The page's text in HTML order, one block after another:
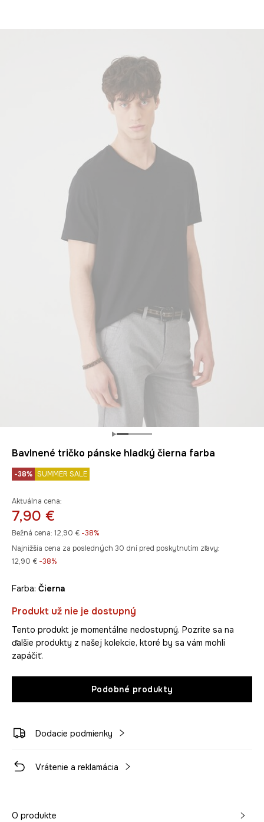
Bavlnené tričko pánske hladký čierna farba
-38% SUMMER SALE
Aktuálna cena:
7,90 €
Bežná cena: 12,90 € -38%
Najnižšia cena za posledných 30 dní pred poskytnutím zľavy:
12,90 € -38%
Farba: čierna
Produkt už nie je dostupný
Tento produkt je momentálne nedostupný. Pozrite sa na
ďalšie produkty z našej kolekcie, ktoré by sa vám mohli
zapáčiť.
Podobné produkty
Dodacie podmienky
Vrátenie a reklamácia
O produkte